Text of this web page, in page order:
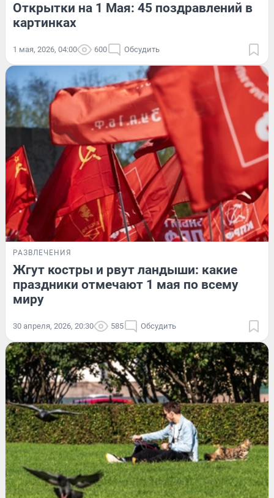
Открытки на 1 Мая: 45 поздравлений в
картинках
1 мая, 2026, 04:00 600 Обсудить
РАЗВЛЕЧЕНИЯ
Жгут костры и рвут ландыши: какие
праздники отмечают 1 мая по всему
миру
30 апреля, 2026, 20:30 585 Обсудить